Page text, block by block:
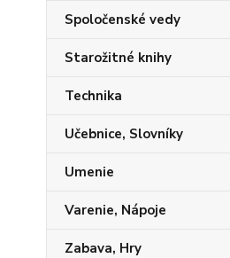
Spoločenské vedy
Starožitné knihy
Technika
Učebnice, Slovníky
Umenie
Varenie, Nápoje
Zabava, Hry